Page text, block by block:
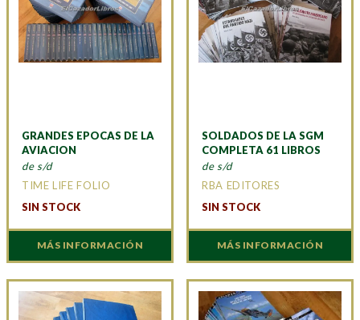
GRANDES EPOCAS DE LA
AVIACION
de s/d
TIME LIFE FOLIO
SIN STOCK
MÁS INFORMACIÓN
SOLDADOS DE LA SGM
COMPLETA 61 LIBROS
de s/d
RBA EDITORES
SIN STOCK
MÁS INFORMACIÓN